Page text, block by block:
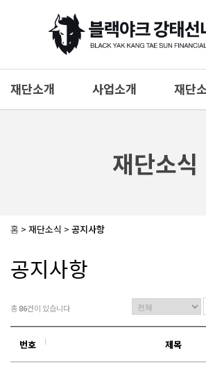
재단소개 사업소개 재단
나눔갤러
재단소식
홈 > 재단소식 > 공지사항
공지사항
총86건이 있습니다
번호 제목